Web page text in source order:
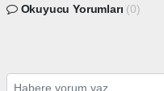
Okuyucu Yorumları (0)